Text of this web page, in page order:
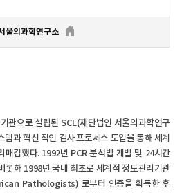
울의과학연구소
관으로 설립된 SCL(재단법인 서울의과학연구
과 혁신 적인 검사 프로세스 도입을 통해 세계
매김했다. 1992년 PCR 분석법 개발 및 24시간
롯해 1998년 국내 최초로 세계적 정도관리기관
Pathologists) 로부터 인증을 획득한 후